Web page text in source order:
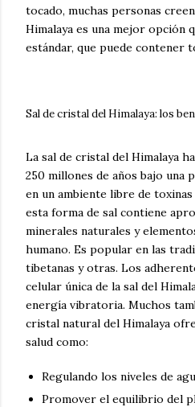
tocado, muchas personas
Himalaya es una mejor opción
estándar, que puede contener
Sal de cristal del Himalaya: los
La sal de cristal del Himalaya
250 millones de años bajo una
en un ambiente libre de
esta forma de sal contiene
minerales naturales y
humano. Es popular en las
tibetanas y otras. Los
celular única de la sal del
energía vibratoria. Muchos
cristal natural del Himalaya
salud como:
Regulando los niveles de
Promover el equilibrio del